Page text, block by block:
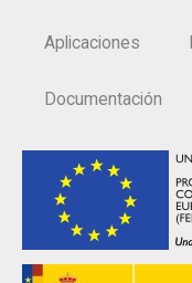
Aplicaciones
Documentación